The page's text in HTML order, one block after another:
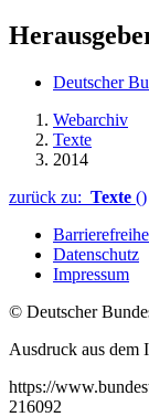
Deutscher
Webarchiv
Texte
2014
zurück zu: Texte ()
Datenschutz
Impressum
© Deutscher
Ausdruck aus dem
https://
216092